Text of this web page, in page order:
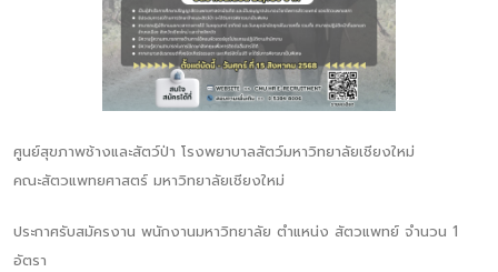
ศูนย์สุขภาพช้างและสัตว์ป่า โรงพยาบาลสัตว์มหาวิทยาลัยเชียงใหม่
คณะสัตวแพทยศาสตร์ มหาวิทยาลัยเชียงใหม่
ประกาศรับสมัครงาน พนักงานมหาวิทยาลัย ตำแหน่ง สัตวแพทย์ จำนวน 1
อัตรา